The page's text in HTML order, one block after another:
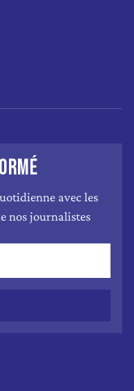
avec les
nos journalistes